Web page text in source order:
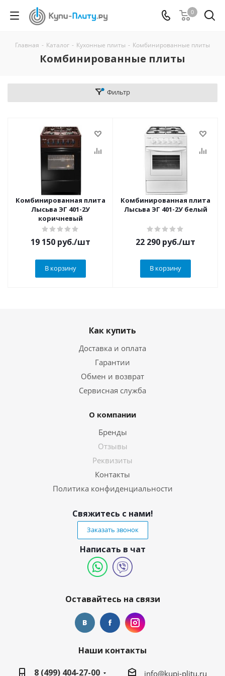
0
Главная - Каталог - Кухонные плиты - Комбинированные плиты
Комбинированные плиты
Фильтр
Комбинированная плита
Лысьва ЭГ 401-2У
коричневый
19 150 руб./шт
В корзину
Комбинированная плита
Лысьва ЭГ 401-2У белый
22 290 руб./шт
В корзину
Как купить
Доставка и оплата
Гарантии
Обмен и возврат
Сервисная служба
О компании
Бренды
Отзывы
Реквизиты
Контакты
Политика конфиденциальности
Свяжитесь с нами!
Заказать звонок
Написать в чат
Оставайтесь на связи
Наши контакты
8 (499) 404-27-00
info@kupi-plitu.ru